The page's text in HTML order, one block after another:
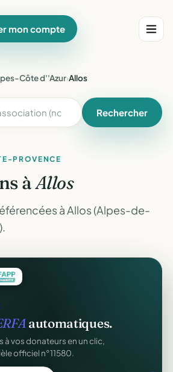
mon compte
Côte d''Azur›Allos
Rechercher
PROVENCE
àAllos
à Allos (Alpes-de-
automatiques.
à vos donateurs en un clic,
officiel n°11580.